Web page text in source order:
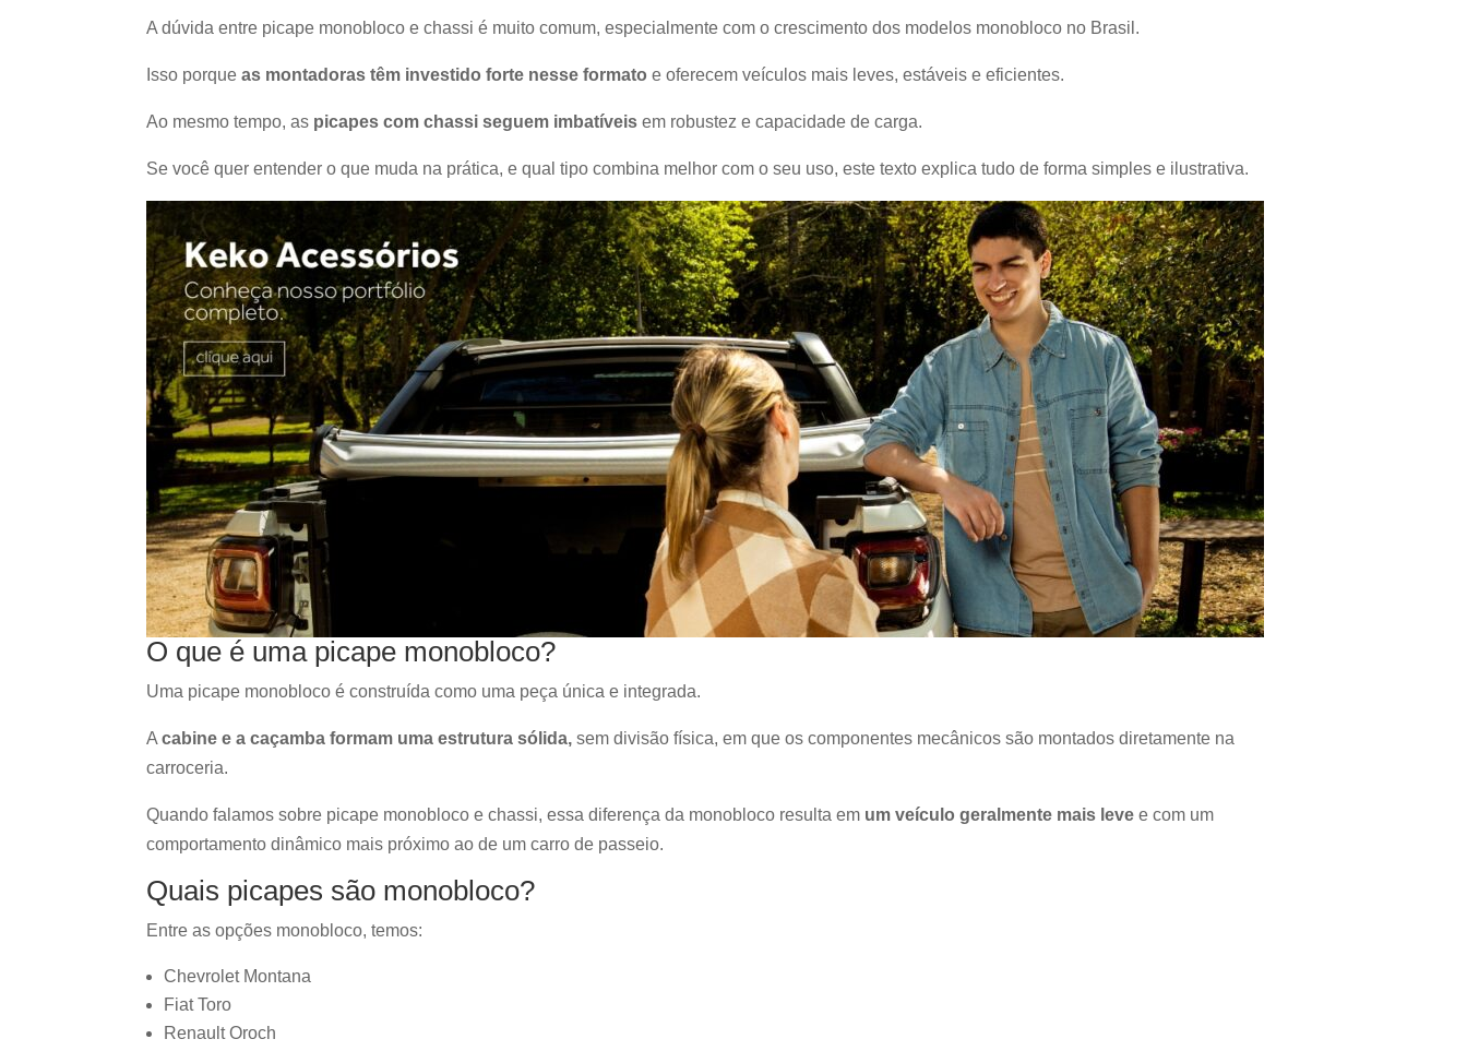
A dúvida entre picape monobloco e chassi é muito comum, especialmente com o crescimento dos modelos monobloco no Brasil.
Isso porqueas montadoras têm investido forte nesse formato e oferecem veículos mais leves, estáveis e eficientes.
Ao mesmo tempo, as picapes com chassi seguem imbatíveis em robustez e capacidade de carga.
Se você quer entender o que muda na prática, e qual tipo combina melhor com o seu uso, este texto explica tudo de forma simples e ilustrativa.
O que é uma picape monobloco?
Uma picape monobloco é construída como uma peça única e integrada.
Acabine e a caçamba formam uma estrutura sólida,sem divisão física, em que os componentes mecânicos são montados diretamente na
carroceria.
Quando falamos sobre picape monobloco e chassi, essa diferença da monobloco resulta em um veículo geralmente mais levee com um
comportamento dinâmico mais próximo ao de um carro de passeio.
Quais picapes são monobloco?
Entre as opções monobloco, temos:
Chevrolet Montana
Fiat Toro
Renault Oroch